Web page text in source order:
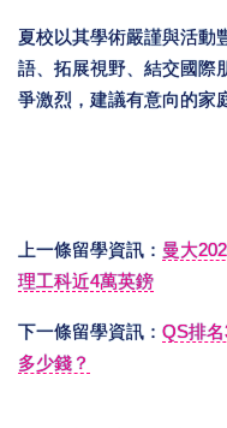
夏校以其學術嚴謹與活動
語、拓展視野、結交國際
爭激烈，建議有意向的家
上一條留學資訊： 曼大
理工科近4萬英鎊
下一條留學資訊： QS排
多少錢？